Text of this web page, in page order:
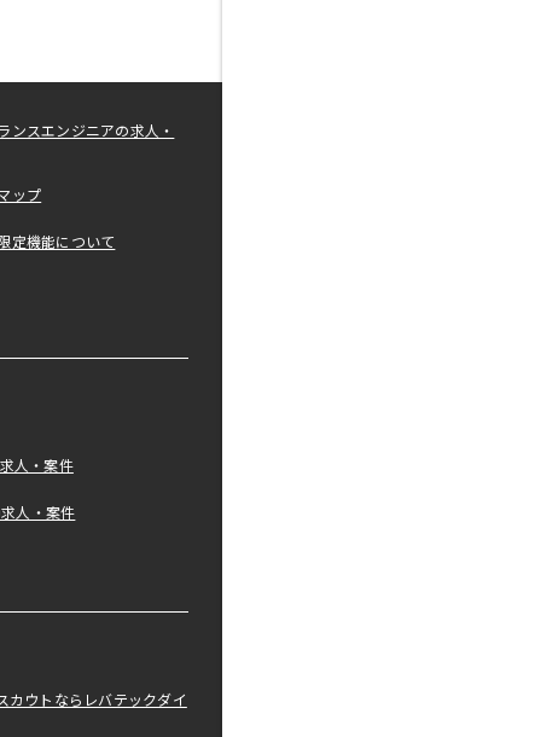
ンスエンジニアの求人・
ップ
定機能について
人・案件
人・案件
カウトならレバテックダイ